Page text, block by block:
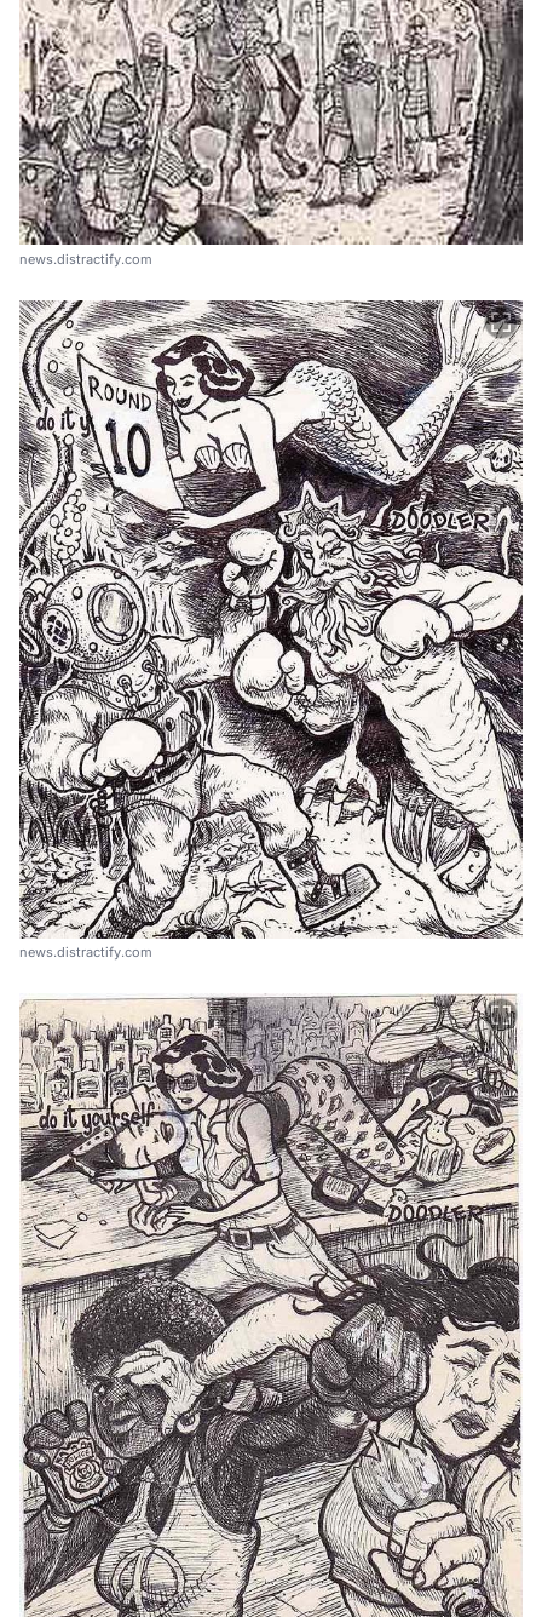
news.distractify.com
news.distractify.com